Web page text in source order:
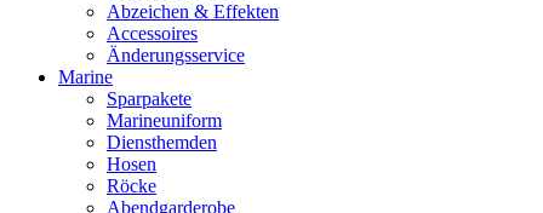
Abzeichen & Effekten
Accessoires
Änderungsservice
Marine
Sparpakete
Marineuniform
Diensthemden
Hosen
Röcke
Abendgarderobe